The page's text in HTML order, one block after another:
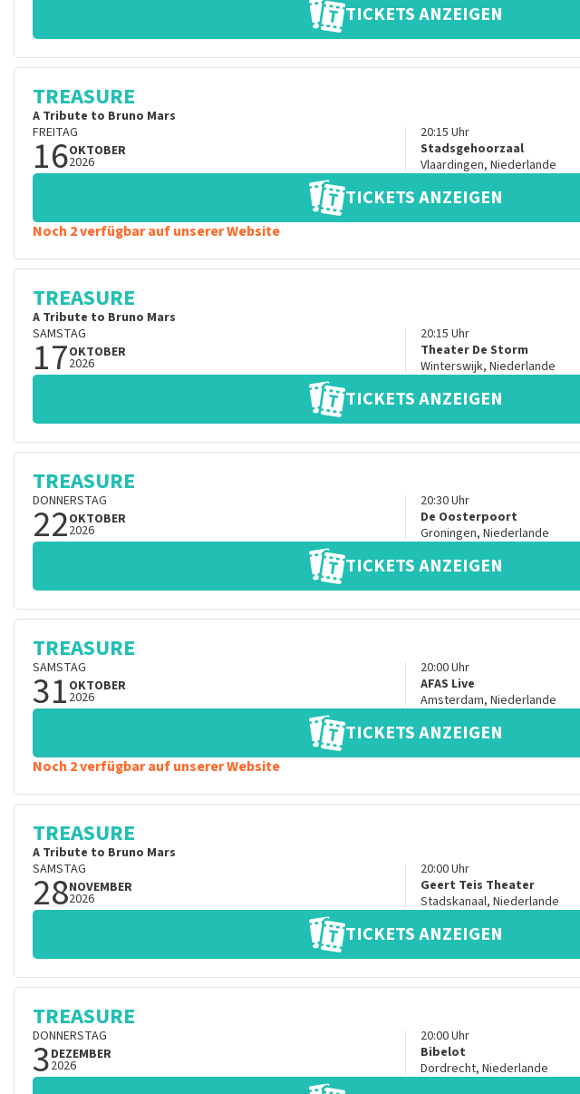
TICKETS ANZEIGEN
TREASURE
A Tribute to Bruno Mars
FREITAG
16OKTOBER
2026
20:15 Uhr
Stadsgehoorzaal
Vlaardingen, Niederlande
TICKETS ANZEIGEN
Noch 2 verfügbar auf unserer Website
TREASURE
A Tribute to Bruno Mars
SAMSTAG
17OKTOBER
2026
20:15 Uhr
Theater De Storm
Winterswijk, Niederlande
TICKETS ANZEIGEN
TREASURE
DONNERSTAG
22OKTOBER
2026
20:30Uhr
De Oosterpoort
Groningen, Niederlande
TICKETS ANZEIGEN
TREASURE
SAMSTAG
31 OKTOBER
2026
20:00Uhr
AFAS Live
Amsterdam, Niederlande
TICKETS ANZEIGEN
Noch 2 verfügbar auf unserer Website
TREASURE
A Tribute to Bruno Mars
SAMSTAG
28NOVEMBER
2026
20:00Uhr
Geert Teis Theater
Stadskanaal, Niederlande
TICKETS ANZEIGEN
TREASURE
DONNERSTAG
3DEZEMBER
2026
20:00Uhr
Bibelot
Dordrecht, Niederlande